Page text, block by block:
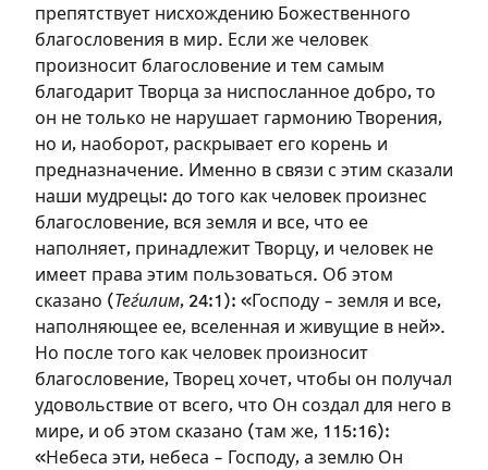
препятствует нисхождению Божественного
благословения в мир. Если же человек
произносит благословение и тем самым
благодарит Творца за ниспосланное добро, то
он не только не нарушает гармонию Творения,
но и, наоборот, раскрывает его корень и
предназначение. Именно в связи с этим сказали
наши мудрецы: до того как человек произнес
благословение, вся земля и все, что ее
наполняет, принадлежит Творцу, и человек не
имеет права этим пользоваться. Об этом
сказано (Теѓилим, 24:1): «Господу – земля и все,
наполняющее ее, вселенная и живущие в ней».
Но после того как человек произносит
благословение, Творец хочет, чтобы он получал
удовольствие от всего, что Он создал для него в
мире, и об этом сказано (там же, 115:16):
«Небеса эти, небеса – Господу, а землю Он